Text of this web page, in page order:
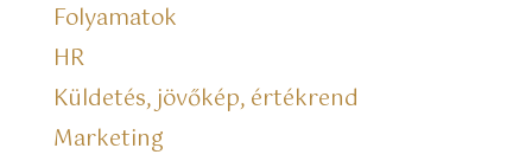
Folyamatok
HR
Küldetés, jövőkép, értékrend
Marketing